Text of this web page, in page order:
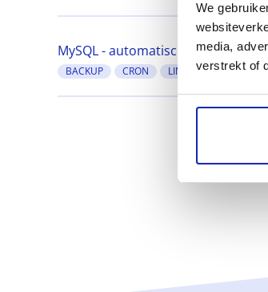
We
media,
verstrekt of
MySQL - automatische backup
BACKUP CRON LINUX MARIADB